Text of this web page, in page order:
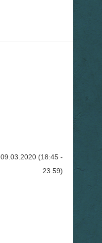
09.03.2020 (18:45 -
23:59)